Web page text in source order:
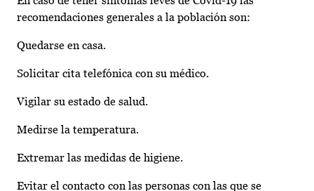
recomendaciones generales a la población son:
Quedarse en casa.
Solicitar cita telefónica con su médico.
Vigilar su estado de salud.
Medirse la temperatura.
Extremar las medidas de higiene.
Evitar el contacto con las personas con las que se